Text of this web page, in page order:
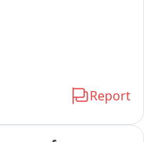
Report